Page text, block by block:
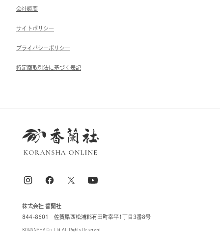
会社概要
サイトポリシ―
ブライパシーポリシ―
特定商取引法に基づく表記
株式会社 香蘭社
844-8601 佐賀県西松浦郡有田町幸平1丁目3番8号
KORANSHA Co. Ltd. All Rights Reserved.